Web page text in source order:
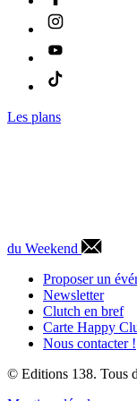
Les plans
du Weekend
Proposer un
Newsletter
Clutch en bref
Carte Happy
Nous contacter !
© Editions 138. Tous